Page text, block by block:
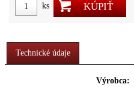
ks KÚPIŤ
Technické údaje
Výrobca: